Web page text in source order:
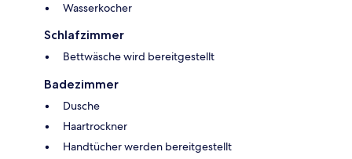
Wasserkocher
Schlafzimmer
Bettwäsche wird bereitgestellt
Badezimmer
Dusche
Haartrockner
Handtücher werden bereitgestellt